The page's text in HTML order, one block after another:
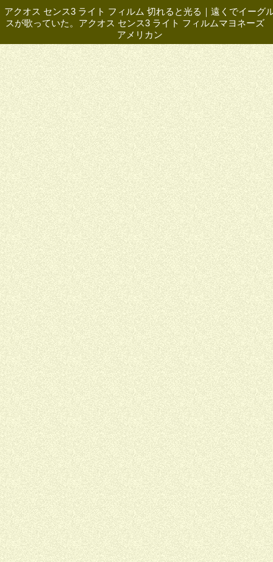
アクオス センス3 ライト フィルム 切れると光る ｜ 遠くでイーグ
スが歌っていた。アクオス センス3 ライト フィルムマヨネーズ
アメリカン